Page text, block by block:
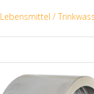
Lebensmittel /